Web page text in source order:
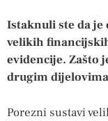
Istaknuli ste da
velikih
evidencije. Zašto
drugim
Porezni sustavi